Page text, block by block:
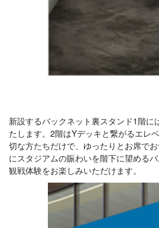
新設するバックネット裏スタンド1階
たします。2階はYデッキと繋がるエレ
切な方たちだけで、ゆったりとお席で
にスタジアムの賑わいを階下に望める
観戦体験をお楽しみいただけます。